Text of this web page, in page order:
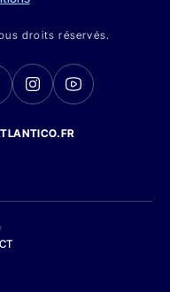
droits réservés.
/